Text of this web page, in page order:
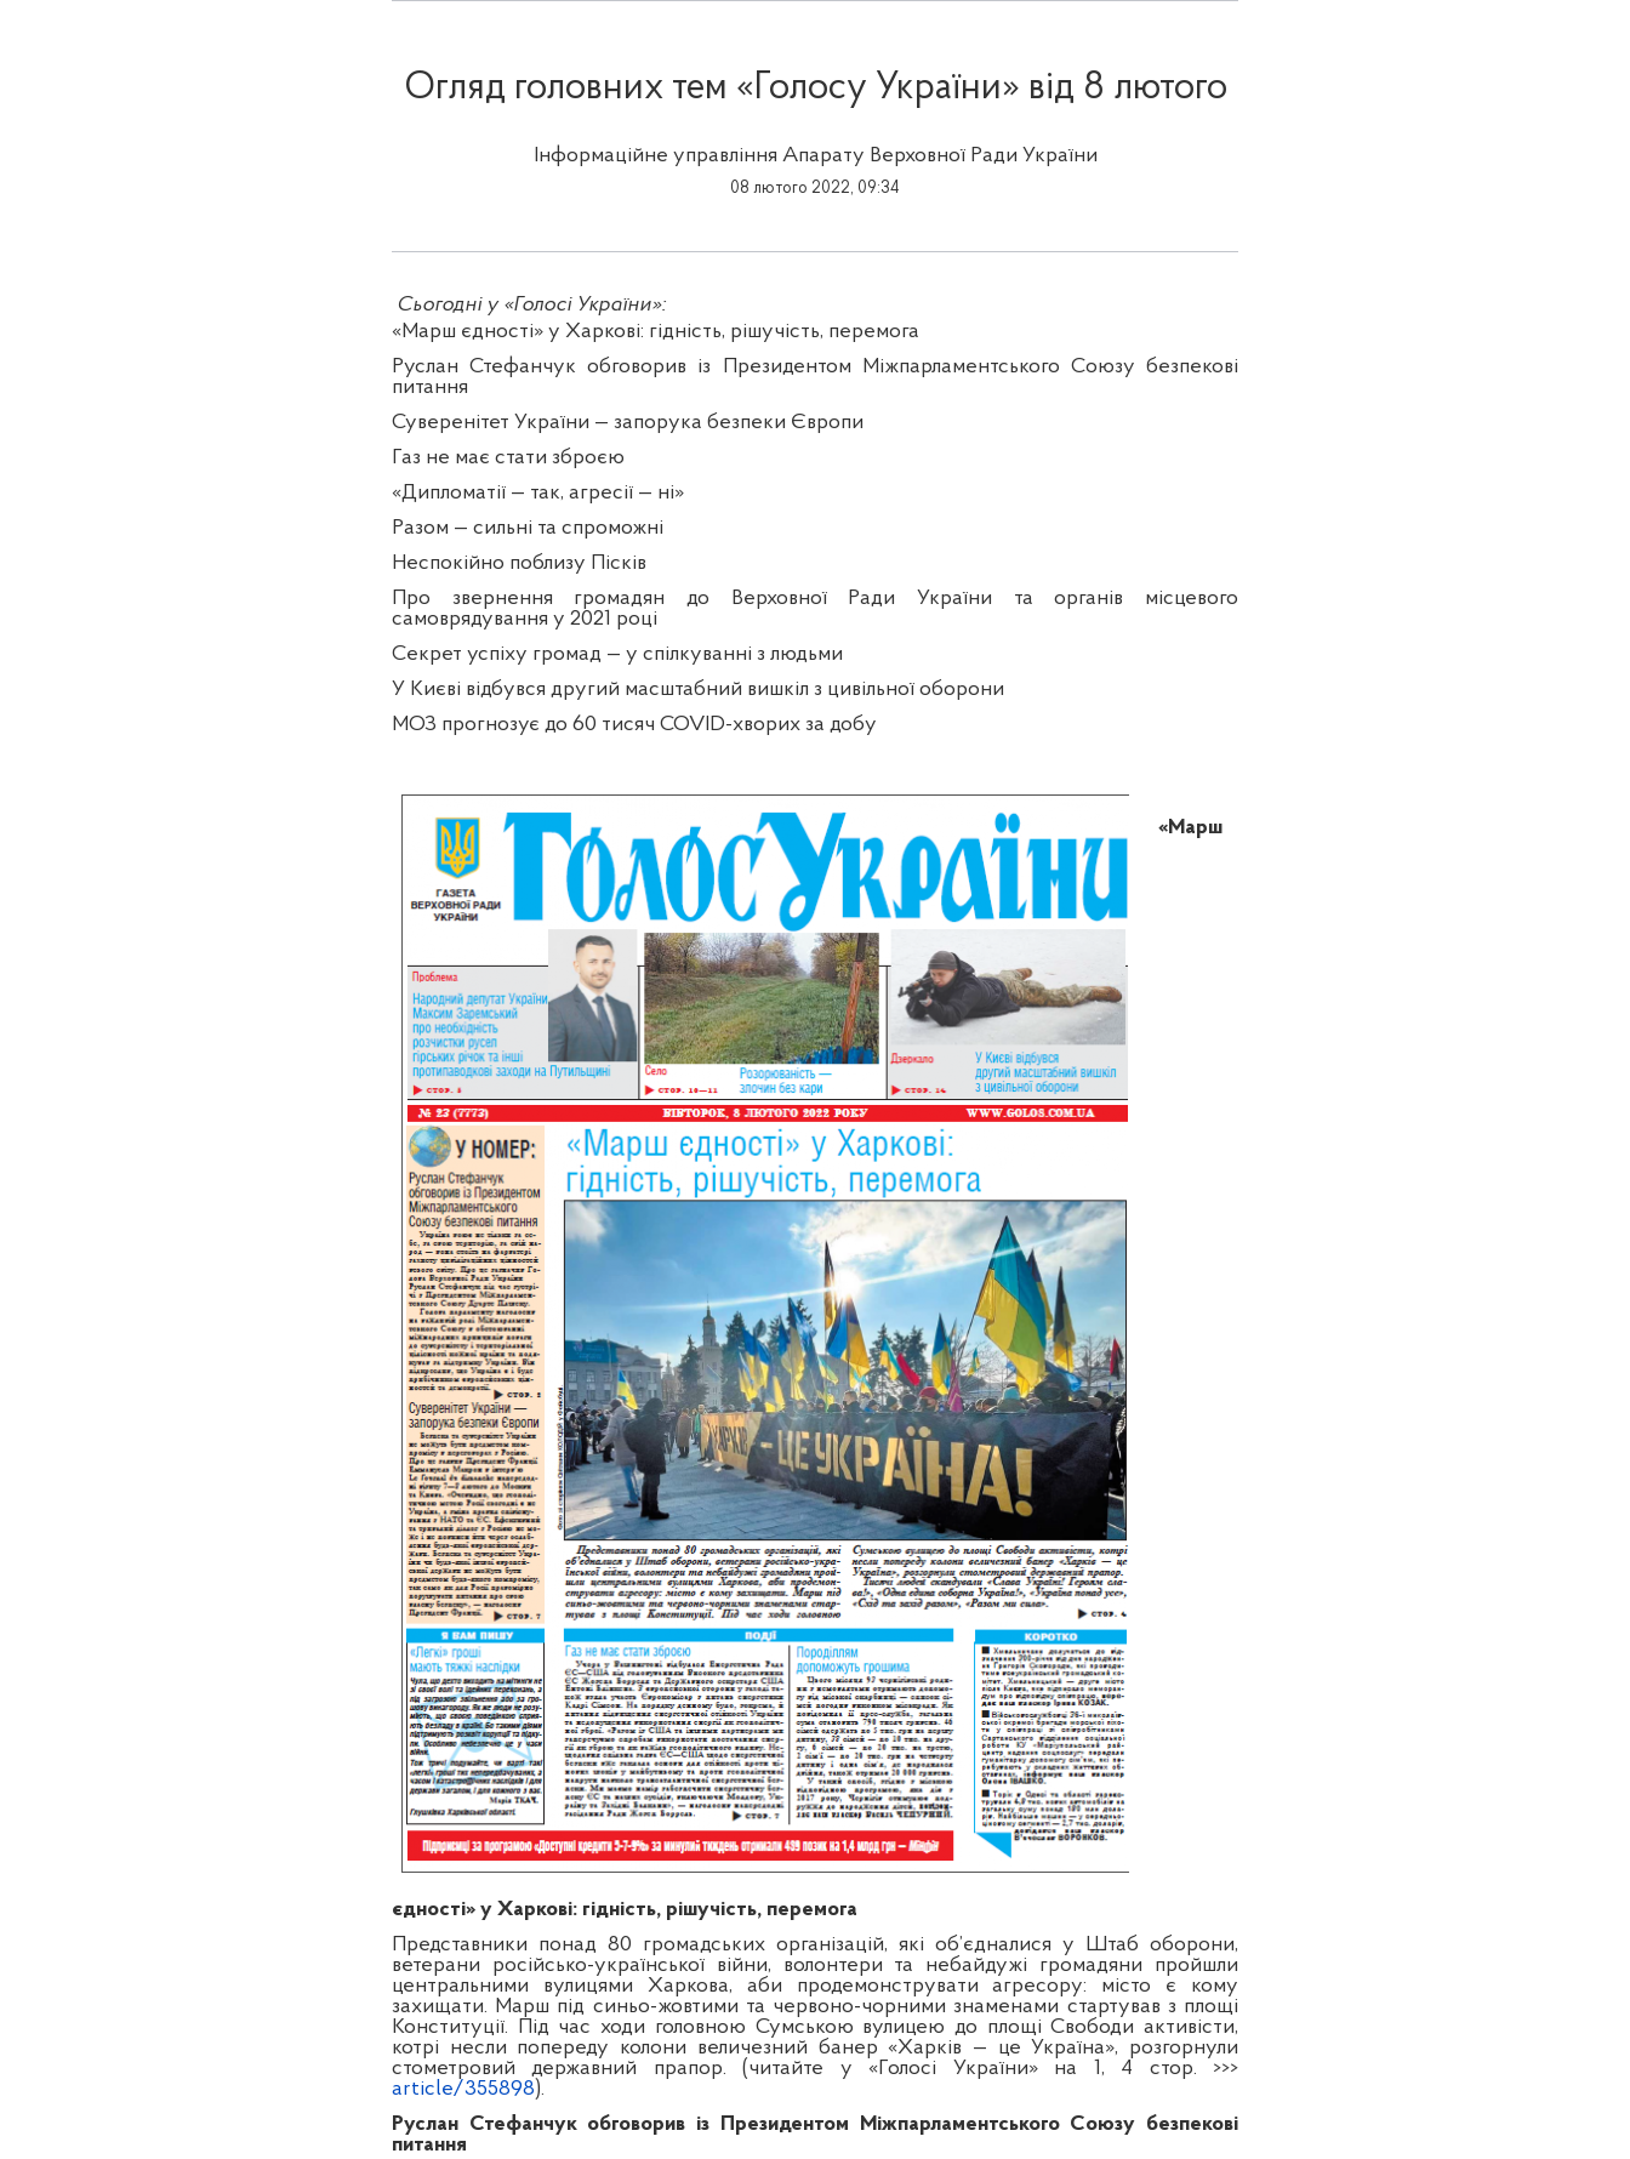
Огляд головних тем «Голосу України» від 8 лютого
Інформаційне управління Апарату Верховної Ради України
08 лютого 2022, 09:34
Сьогодні у «Голосі України»:
«Марш єдності» у Харкові: гідність, рішучість, перемога
Руслан Стефанчук обговорив із Президентом Міжпарламентського Союзу безпекові
питання
Суверенітет України — запорука безпеки Європи
Газ не має стати зброєю
«Дипломатії — так, агресії — ні»
Разом — сильні та спроможні
Неспокійно поблизу Пісків
Про звернення громадян до Верховної Ради України та органів місцевого
самоврядування у 2021 році
Cекрет успіху громад — у спілкуванні з людьми
У Києві відбувся другий масштабний вишкіл з цивільної оборони
МОЗ прогнозує до 60 тисяч COVID-хворих за добу
«Марш
єдності» у Харкові: гідність, рішучість, перемога
Представники понад 80 громадських організацій, які об’єдналися у Штаб оборони,
ветерани російсько-української війни, волонтери та небайдужі громадяни пройшли
центральними вулицями Харкова, аби продемонструвати агресору: місто є кому
захищати. Марш під синьо-жовтими та червоно-чорними знаменами стартував з площі
Конституції. Під час ходи головною Сумською вулицею до площі Свободи активісти,
котрі несли попереду колони величезний банер «Харків — це Україна», розгорнули
стометровий державний прапор. (читайте у «Голосі України» на 1, 4
стор. >>>
article/355898).
Руслан Стефанчук обговорив із Президентом Міжпарламентського Союзу безпекові
питання